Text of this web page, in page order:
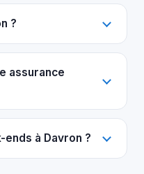
?
assurance
à Davron ?